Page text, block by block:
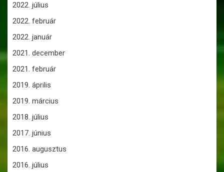
2022. július
2022. február
2022. január
2021. december
2021. február
2019. április
2019. március
2018. július
2017. június
2016. augusztus
2016. július